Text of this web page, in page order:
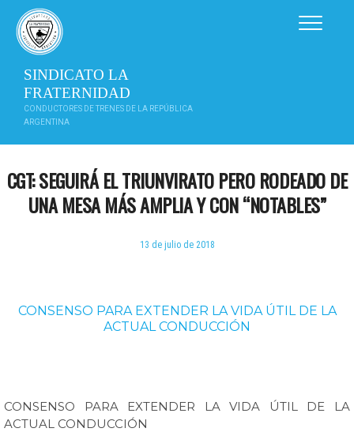
contenido
SINDICATO LA
FRATERNIDAD
CONDUCTORES DE TRENES DE LA REPÚBLICA
ARGENTINA
CGT: SEGUIRÁ EL TRIUNVIRATO PERO RODEADO DE
UNA MESA MÁS AMPLIA Y CON “NOTABLES”
13 de julio de 2018
CONSENSO PARA EXTENDER LA VIDA ÚTIL DE LA
ACTUAL CONDUCCIÓN
CONSENSO PARA EXTENDER LA VIDA ÚTIL DE LA
ACTUAL CONDUCCIÓN